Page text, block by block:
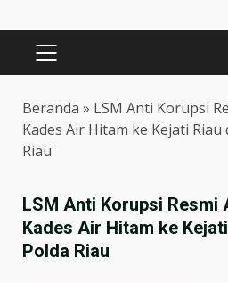
PRIMARY
MENU
Beranda » LSM Anti Korupsi
Kades Air Hitam ke Kejati
Riau
LSM Anti Korupsi Resmi
Kades Air Hitam ke
Polda Riau